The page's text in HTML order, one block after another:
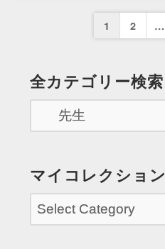
付
あ
褒
れ
る”
投
の
ペ
送
り
1 2 …
全カテゴリー検索
マイコレクション